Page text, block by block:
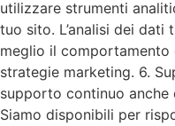
utilizzare strumenti
tuo sito. L’analisi dei
meglio il
strategie marketing. 6.
supporto continuo
Siamo disponibili per